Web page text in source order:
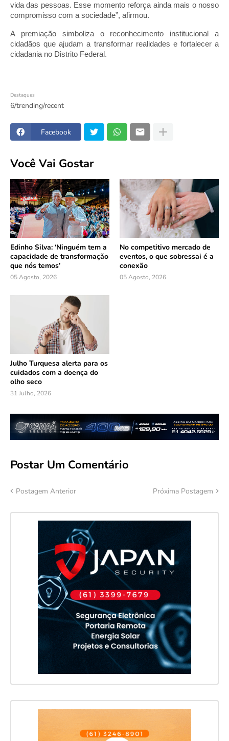
vida das pessoas. Esse momento reforça ainda mais o nosso
compromisso com a sociedade”, afirmou.
A premiação simboliza o reconhecimento institucional a
cidadãos que ajudam a transformar realidades e fortalecer a
cidadania no Distrito Federal.
Destaques
6/trending/recent
Facebook
Você Vai Gostar
Edinho Silva: ‘Ninguém tem a
capacidade de transformação
que nós temos’
05 Agosto, 2026
No competitivo mercado de
eventos, o que sobressai é a
conexão
05 Agosto, 2026
Julho Turquesa alerta para os
cuidados com a doença do
olho seco
31 Julho, 2026
Postar Um Comentário
Postagem Anterior Próxima Postagem